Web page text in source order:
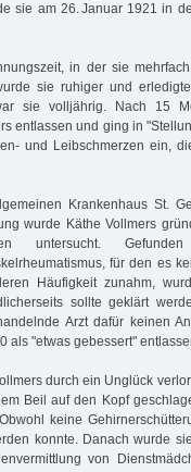
sie am 26. Januar 1921 in
in der sie
sie ruhiger und
sie volljährig. Nach 15
entlassen und ging in
und Leibschmerzen ein,
Krankenhaus St.
wurde Käthe Vollmers
untersucht.
für den es
Häufigkeit zunahm,
sollte geklärt
Arzt dafür keinen
als "etwas gebessert"
durch ein Unglück
Beil auf den Kopf
keine
konnte. Danach wurde
von